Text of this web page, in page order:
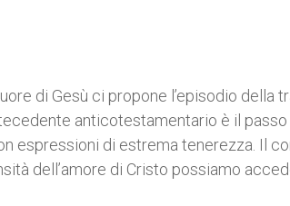
di Gesù ci propone l’episodio della
anticotestamentario è il
espressioni di estrema tenerezza. Il
dell’amore di Cristo possiamo